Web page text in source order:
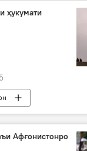
ҳукумати
Русия
Дар
Афғонистонро